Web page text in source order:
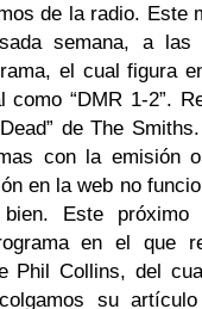
de la radio. Este
semana, a las
el cual figura
como “DMR 1-2”.
de The
con la emisión
en la web no
Este próximo
en el que
Phil Collins, del
su